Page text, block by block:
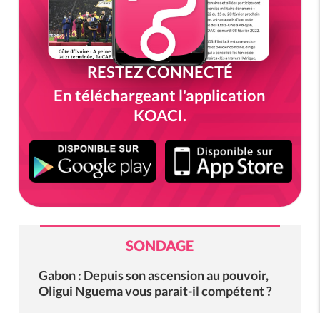
RESTEZ CONNECTÉ
En téléchargeant l'application
KOACI.
SONDAGE
Gabon : Depuis son ascension au pouvoir,
Oligui Nguema vous parait-il compétent ?